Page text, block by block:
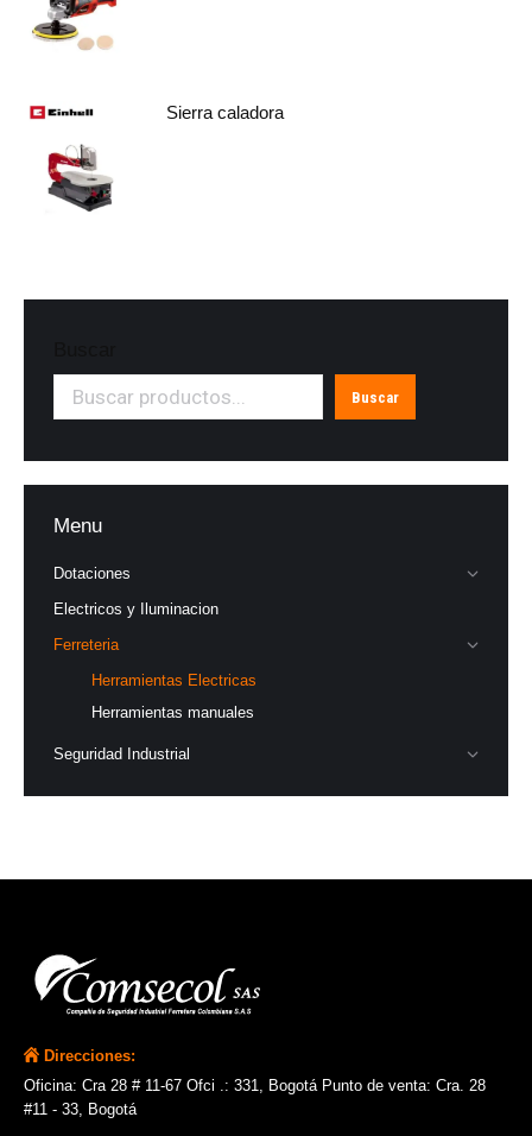
Sierra caladora
Buscar
Menu
Dotaciones
Electricos y Iluminacion
Ferreteria
Herramientas Electricas
Herramientas manuales
Seguridad Industrial
Direcciones:
Oficina: Cra 28 # 11-67 Ofci .: 331, Bogotá Punto de venta: Cra. 28
#11 - 33, Bogotá